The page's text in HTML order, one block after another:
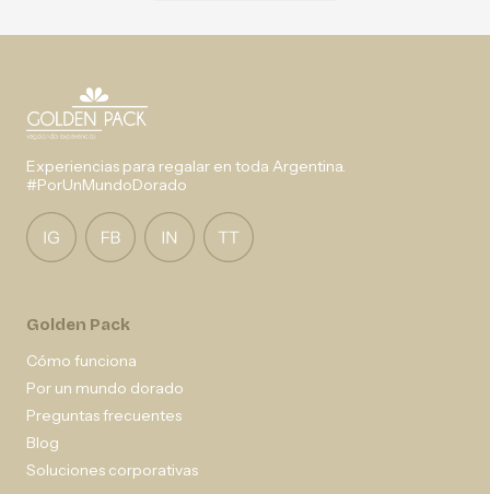
Experiencias para regalar en toda Argentina.
#PorUnMundoDorado
Golden Pack
Cómo funciona
Por un mundo dorado
Preguntas frecuentes
Blog
Soluciones corporativas